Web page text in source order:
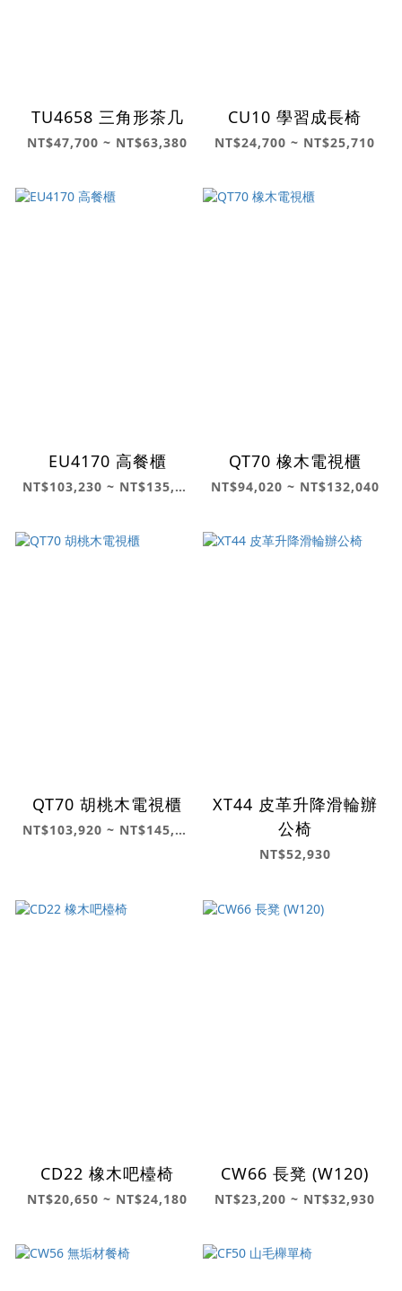
TU4658 三角形茶几
NT$47,700 ~ NT$63,380
CU10 學習成長椅
NT$24,700 ~ NT$25,710
EU4170 高餐櫃
NT$103,230 ~ NT$135,900
QT70 橡木電視櫃
NT$94,020 ~ NT$132,040
QT70 胡桃木電視櫃
NT$103,920 ~ NT$145,240
XT44 皮革升降滑輪辦
公椅
NT$52,930
CD22 橡木吧檯椅
NT$20,650 ~ NT$24,180
CW66 長凳 (W120)
NT$23,200 ~ NT$32,930